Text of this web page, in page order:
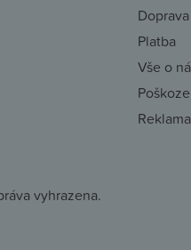
Doprava
Platba
Vše o
vyhrazena.